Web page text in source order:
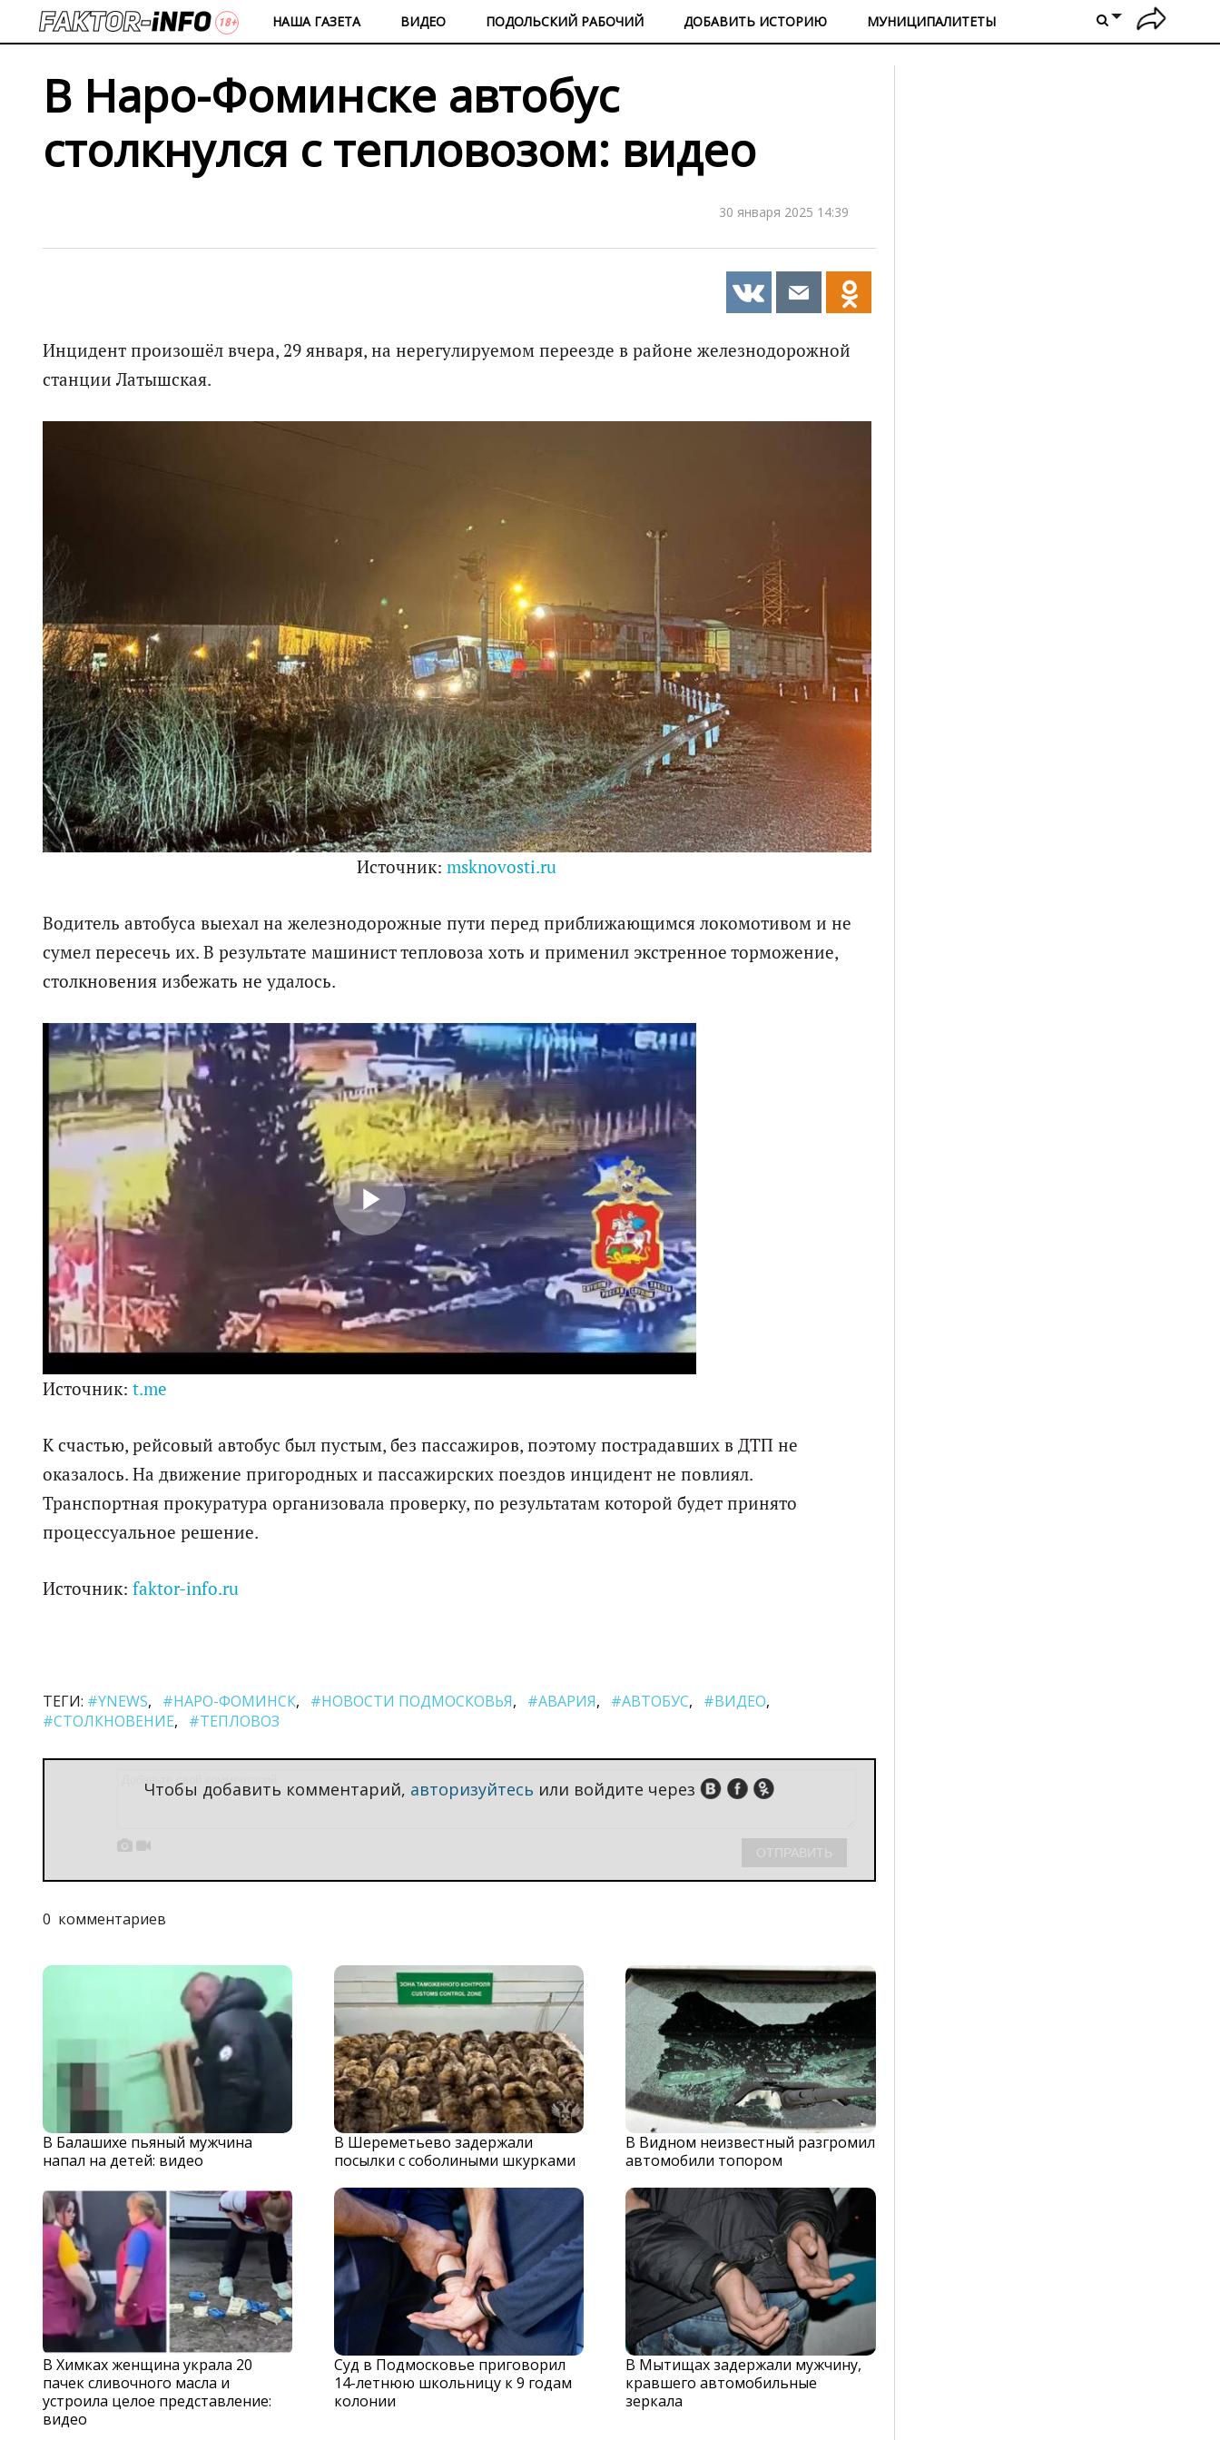
НАША ГАЗЕТА ВИДЕО ПОДОЛЬСКИЙ РАБОЧИЙ ДОБАВИТЬ ИСТОРИЮ МУНИЦИПАЛИТЕТЫ
В Наро-Фоминске автобус
столкнулся с тепловозом: видео
30 января 2025 14:39
Инцидент произошёл вчера, 29 января, на нерегулируемом переезде в районе железнодорожной
станции Латышская.
Источник:msknovosti.ru
Водитель автобуса выехал на железнодорожные пути перед приближающимся локомотивом и не
сумел пересечь их. В результате машинист тепловоза хоть и применил экстренное торможение,
столкновения избежать не удалось.
P
l
a
V
i
Источник: t.me
К счастью, рейсовый автобус был пустым, без пассажиров, поэтому пострадавших в ДТП не
оказалось. На движение пригородных и пассажирских поездов инцидент не повлиял.
Транспортная прокуратура организовала проверку, по результатам которой будет принято
процессуальное решение.
Источник: faktor-info.ru
ТЕГИ: #YNEWS #НАРО-ФОМИНСК #НОВОСТИ ПОДМОСКОВЬЯ #АВАРИЯ #АВТОБУС
#ВИДЕО
#СТОЛКНОВЕНИЕ
#ТЕПЛОВОЗ
Чтобы добавить комментарий, авторизуйтесь или войдите через
 
0 комментариев
В Балашихе пьяный мужчина
напал на детей: видео
В Шереметьево задержали
посылки с соболиными шкурками
В Видном неизвестный разгромил
автомобили топором
В Химках женщина украла 20
пачек сливочного масла и
устроила целое представление:
видео
Суд в Подмосковье приговорил
14-летнюю школьницу к 9 годам
колонии
В Мытищах задержали мужчину,
кравшего автомобильные
зеркала